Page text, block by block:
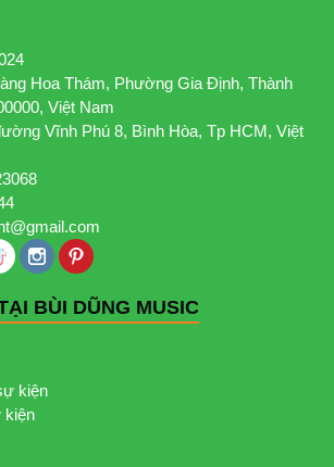
Hoa Thám, Phường Gia Định, Thành
Việt Nam
Vĩnh Phú 8, Bình Hòa, Tp HCM, Việt
BÙI DŨNG MUSIC
kiện
kiện